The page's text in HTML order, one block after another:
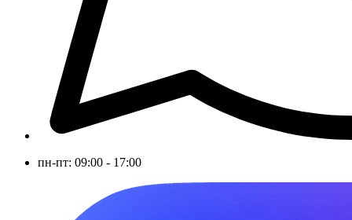
пн-пт: 09:00 - 17:00